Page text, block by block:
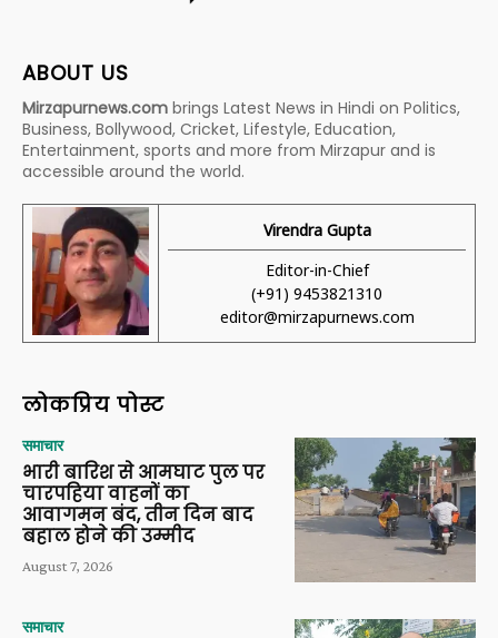
ABOUT US
Mirzapurnews.com brings Latest News in Hindi on Politics,
Business, Bollywood, Cricket, Lifestyle, Education,
Entertainment, sports and more from Mirzapur and is
accessible around the world.
Virendra Gupta
Editor-in-Chief
(+91) 9453821310
editor@mirzapurnews.com
लोकप्रिय पोस्ट
समाचार
भारी बारिश से आमघाट पुल पर
चारपहिया वाहनों का
आवागमन बंद, तीन दिन बाद
बहाल होने की उम्मीद
August 7, 2026
समाचार